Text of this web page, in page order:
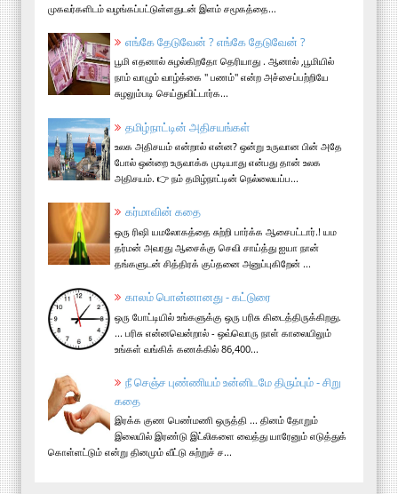
முகவர்களிடம் வழங்கப்பட்டுள்ளதுடன் இளம் சமூகத்தை...
எங்கே தேடுவேன் ? எங்கே தேடுவேன் ?
பூமி எதனால் சுழல்கிறதோ தெரியாது . ஆனால் ,பூமியில்
நாம் வாழும் வாழ்க்கை " பணம்" என்ற அச்சைப்பற்றியே
சுழலும்படி செய்துவிட்டார்க...
தமிழ்நாட்டின் அதிசயங்கள்
உலக அதிசயம் என்றால் என்ன? ஒன்று உருவான பின் அதே
போல் ஒன்றை உருவாக்க முடியாது என்பது தான் உலக
அதிசயம். 👉 நம் தமிழ்நாட்டின் நெல்லையப்ப...
கர்மாவின் கதை
ஒரு ரிஷி யமலோகத்தை சுற்றி பார்க்க ஆசைபட்டார்.! யம
தர்மன் அவரது ஆசைக்கு செவி சாய்த்து ஐயா நான்
தங்களுடன் சித்திரக் குப்தனை அனுப்புகிறேன் ...
காலம் பொன்னானது - கட்டுரை
ஒரு போட்டியில் உங்களுக்கு ஒரு பரிசு கிடைத்திருக்கிறது.
... பரிசு என்னவென்றால் - ஒவ்வொரு நாள் காலையிலும்
உங்கள் வங்கிக் கணக்கில் 86,400...
நீ செஞ்ச புண்ணியம் உன்னிடமே திரும்பும் - சிறு
கதை
இரக்க குண பெண்மணி ஒருத்தி ... தினம் தோறும்
இலையில் இரண்டு இட்லிகளை வைத்து யாரேனும் எடுத்துக்
கொள்ளட்டும் என்று தினமும் வீட்டு சுற்றுச் ச...